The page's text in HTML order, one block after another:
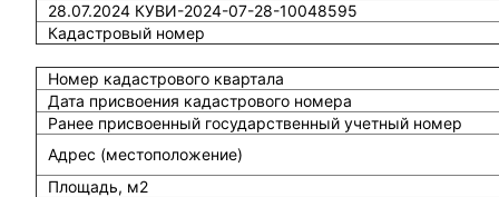
28.07.2024 КУВИ-2024-07-28-10048595
Кадастровый номер
Номер кадастрового квартала
Дата присвоения кадастрового номера
Ранее присвоенный государственный учетный номер
Адрес (местоположение)
Площадь, м2